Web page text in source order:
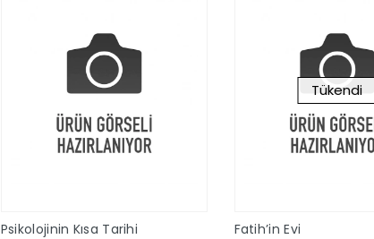
Psikolojinin Kısa Tarihi
Tükendi
Fatih’in Evi